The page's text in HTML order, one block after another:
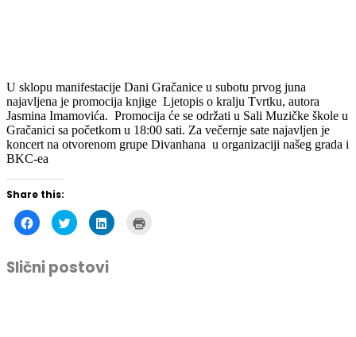
U sklopu manifestacije Dani Gračanice u subotu prvog juna
najavljena je promocija knjige Ljetopis o kralju Tvrtku, autora
Jasmina Imamovića. Promocija će se održati u Sali Muzičke škole u
Gračanici sa početkom u 18:00 sati. Za večernje sate najavljen je
koncert na otvorenom grupe Divanhana u organizaciji našeg grada i
BKC-ea
Share this:
Click
to
share
Facebook
(Opens
in
Click
to
share
(Opens
in
Click
to
Slični postovi